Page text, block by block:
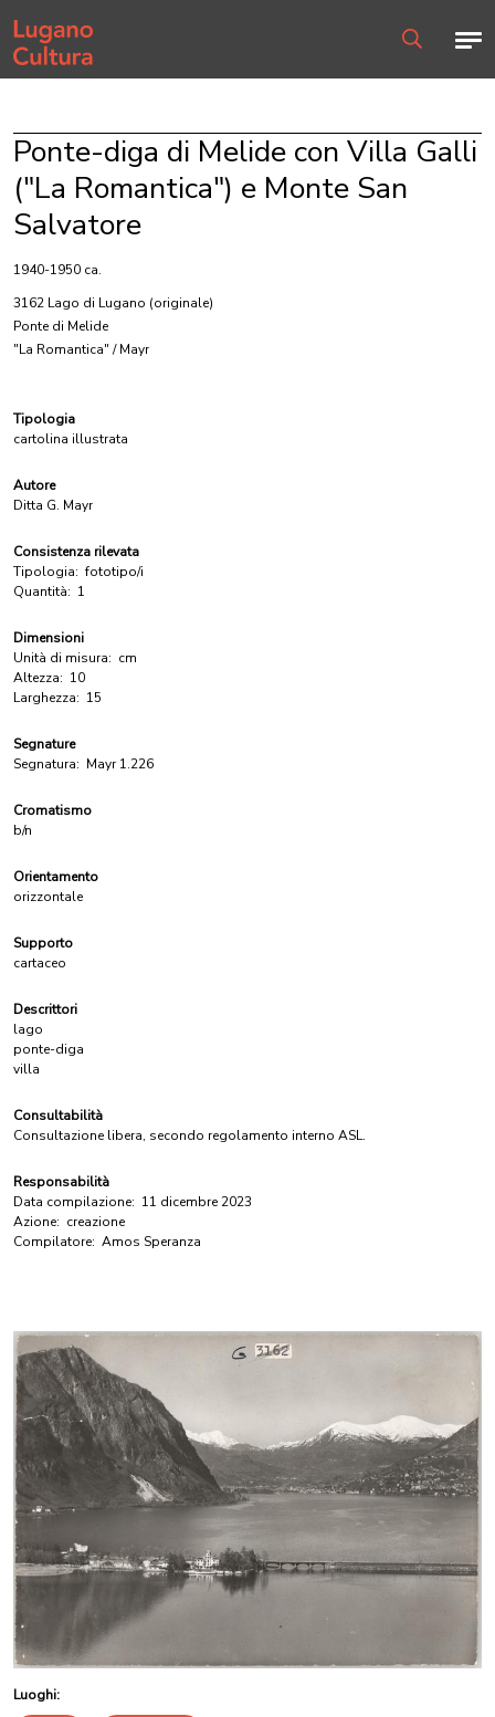
Home page
Ponte-diga di Melide con Villa Galli
("La Romantica") e Monte San
Salvatore
1940-1950 ca.
3162 Lago di Lugano (originale)
Ponte di Melide
"La Romantica" / Mayr
Tipologia
cartolina illustrata
Autore
Ditta G. Mayr
Consistenza rilevata
Tipologia: fototipo/i
Quantità: 1
Dimensioni
Unità di misura: cm
Altezza: 10
Larghezza: 15
Segnature
Segnatura: Mayr 1.226
Cromatismo
b/n
Orientamento
orizzontale
Supporto
cartaceo
Descrittori
lago
ponte-diga
villa
Consultabilità
Consultazione libera, secondo regolamento interno ASL.
Responsabilità
Data compilazione: 11 dicembre 2023
Azione: creazione
Compilatore: Amos Speranza
Luoghi: